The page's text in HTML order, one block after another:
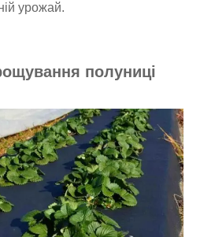
урожай.
полуниці